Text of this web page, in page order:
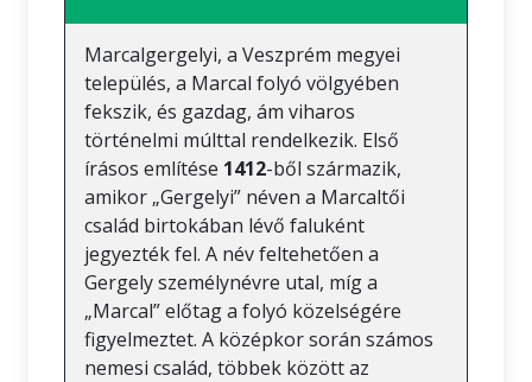
Marcalgergelyi, a Veszprém megyei
település, a Marcal folyó völgyében
fekszik, és gazdag, ám viharos
történelmi múlttal rendelkezik. Első
írásos említése 1412-ből származik,
amikor „Gergelyi” néven a Marcaltői
család birtokában lévő faluként
jegyezték fel. A név feltehetően a
Gergely személynévre utal, míg a
„Marcal” előtag a folyó közelségére
figyelmeztet. A középkor során számos
nemesi család, többek között az